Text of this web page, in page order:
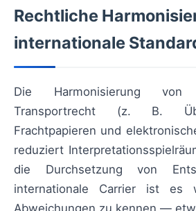
Rechtliche
internationale
Die Harmonisierung
Transportrecht (z. B.
Frachtpapieren und
reduziert
die Durchsetzung von
internationale Carrier ist es